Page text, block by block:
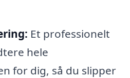
Et professionelt
hele
for dig, så du slipper